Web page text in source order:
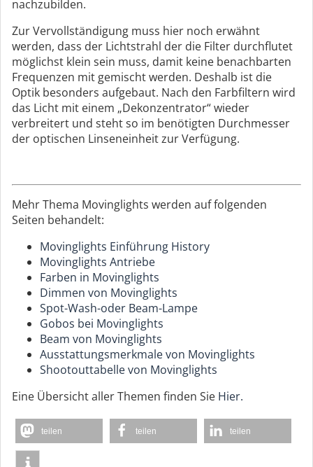
nachzubilden.
Zur Vervollständigung muss hier noch erwähnt
werden, dass der Lichtstrahl der die Filter durchflutet
möglichst klein sein muss, damit keine benachbarten
Frequenzen mit gemischt werden. Deshalb ist die
Optik besonders aufgebaut. Nach den Farbfiltern wird
das Licht mit einem „Dekonzentrator“ wieder
verbreitert und steht so im benötigten Durchmesser
der optischen Linseneinheit zur Verfügung.
Mehr Thema Movinglights werden auf folgenden
Seiten behandelt:
Movinglights Einführung History
Movinglights Antriebe
Farben in Movinglights
Dimmen von Movinglights
Spot-Wash-oder Beam-Lampe
Gobos bei Movinglights
Beam von Movinglights
Ausstattungsmerkmale von Movinglights
Shootouttabelle von Movinglights
Eine Übersicht aller Themen finden Sie Hier.
teilen teilen teilen